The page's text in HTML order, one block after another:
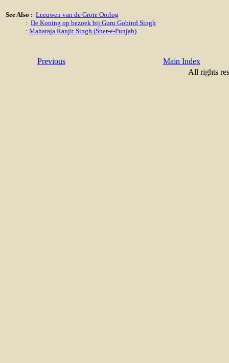
See Also : Leeuwen van de Grote Oorlog
: De Koning op bezoek bij Guru Gobind Singh
: Maharaja Ranjit Singh (Sher-e-Punjab)
Previous
Main Index
All rights